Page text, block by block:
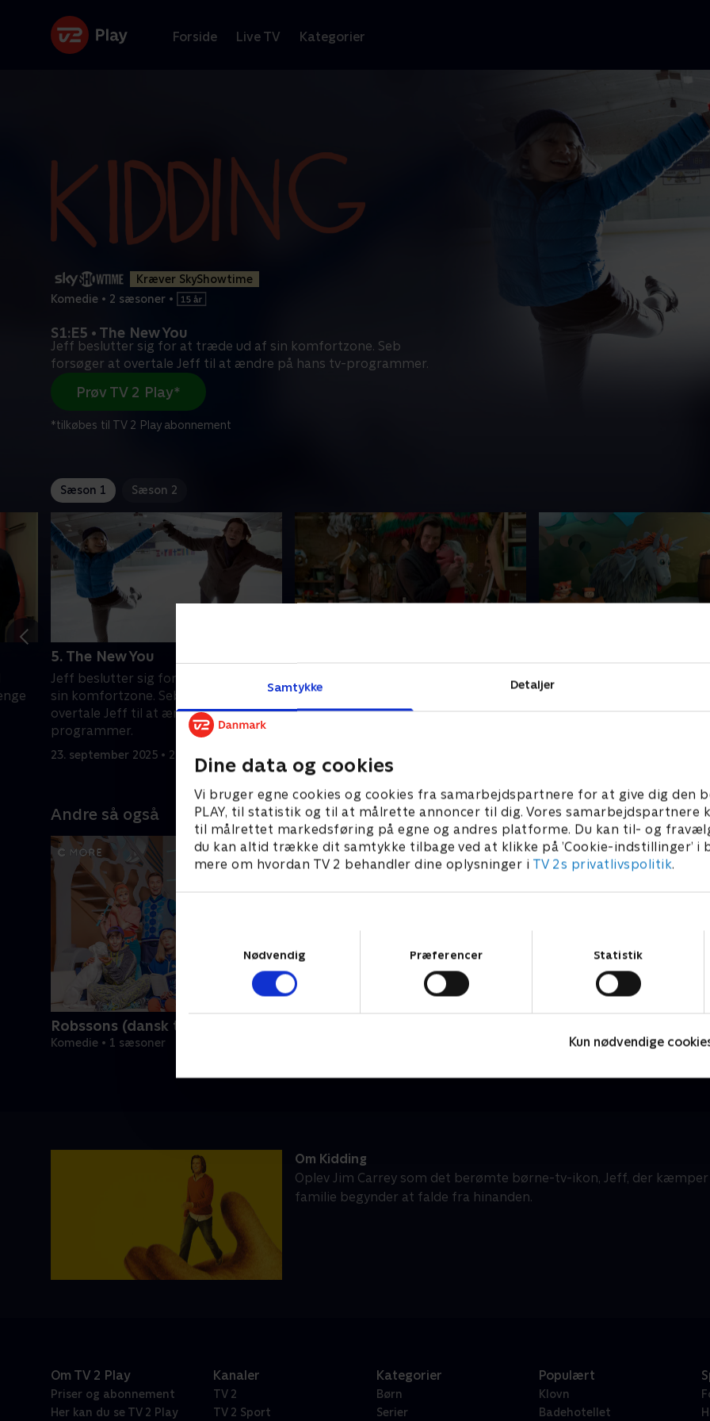
Samtykke Detaljer
Dine data og cookies
Vi bruger egne cookies og cookies fra samarbejdspartnere for at give dig den
PLAY, til statistik og til at målrette annoncer til dig. Vores samarbejdspartnere
til målrettet markedsføring på egne og andres platforme. Du kan til- og
du kan altid trække dit samtykke tilbage ved at klikke på ’Cookie-indstillinger’ i
mere om hvordan TV 2 behandler dine oplysninger i TV 2s privatlivspolitik.
Nødvendig
Præferencer Statistik
Kun nødvendige
Forside Live TV Kategorier
Kræver SkyShowtime
Komedie • 2 sæsoner •
S1:E5 • The New You
Jeff beslutter sig for at træde ud af sin komfortzone. Seb
forsøger at overtale Jeff til at ændre på hans tv-programmer.
Prøv TV 2 Play*
*tilkøbes til TV 2 Play abonnement
Sæson 1 Sæson 2
5. The New You
Jeff beslutter sig for at træde ud af
sin komfortzone. Seb forsøger at
overtale Jeff til at ændre på hans tv-
programmer.
23. september 2025 • 28 min
beslutter sig for at foretage
ændringer i Pickles on Ice.
Jeff taler mere ærligt på
Time. Pickle-familien holder
Andre så også
Robssons (dansk tale)
Komedie • 1 sæsoner
Om Kidding
Oplev Jim Carrey som det berømte børne-tv-ikon, Jeff, der
familie begynder at falde fra hinanden.
Om TV 2 Play
Priser og abonnement
Her kan du se TV 2 Play
Kanaler
TV 2
TV 2 Sport
Kategorier
Børn
Serier
Populært
Klovn
Badehotellet